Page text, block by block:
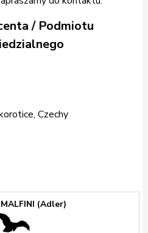
/ Podmiotu
Czechy
MALFINI (Adler)